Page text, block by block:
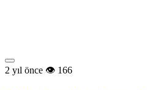
2 yıl önce 166